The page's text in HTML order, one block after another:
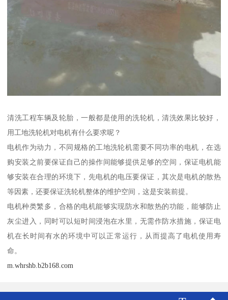
清洗工程车辆及轮胎，一般都是使用的洗轮机，清洗效果比较好，
用工地洗轮机对电机有什么要求呢？
电机作为动力，不同规格的工地洗轮机需要不同功率的电机，在选
购安装之前要保证自己的操作间能够提供足够的空间，保证电机能
够安装在合理的环境下，先电机的电压要保证，其次是电机的散热
等因素，还要保证洗轮机整体的维护空间，这是安装前提。
电机种类繁多，合格的电机能够实现防水和散热的功能，能够防止
灰尘进入，同时可以短时间浸泡在水里，无需作防水措施，保证电
机在长时间有水的环境中可以正常运行，从而提高了电机使用寿
命。
m.whrshb.b2b168.com